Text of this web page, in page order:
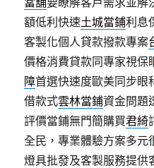
額低利快速土城當鋪利息
客製化個人貸款撥款專案
價格消費貸款同專家視保
障首選快速度歐美同步眼
借款式雲林當鋪資金問題
評價當鋪無門簡購買君綺
全民，專業體驗方案多元
燈具批發及客製服務提供